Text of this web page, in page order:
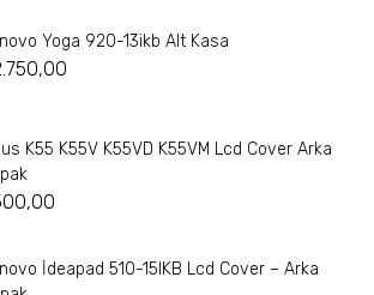
Yoga 920-13ikb Alt Kasa
K55 K55V K55VD K55VM Lcd Cover Arka
İdeapad 510-15IKB Lcd Cover – Arka